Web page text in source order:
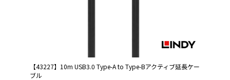
【43227】10m USB3.0 Type-A to Type-Bアクティブ延長ケー
ブル